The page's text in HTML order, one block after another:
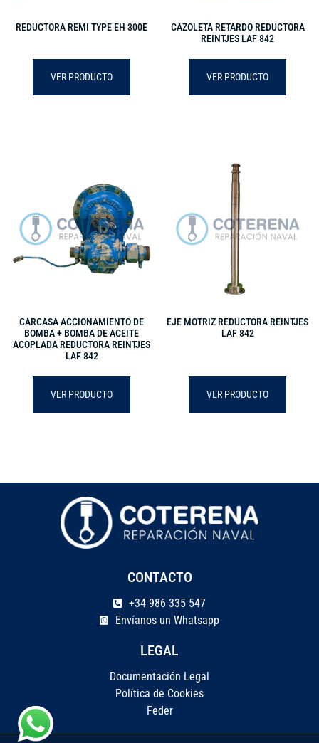
REDUCTORA REMI TYPE EH 300E
VER PRODUCTO
CAZOLETA RETARDO REDUCTORA
REINTJES LAF 842
VER PRODUCTO
CARCASA ACCIONAMIENTO DE
BOMBA + BOMBA DE ACEITE
ACOPLADA REDUCTORA REINTJES
LAF 842
VER PRODUCTO
EJE MOTRIZ REDUCTORA REINTJES
LAF 842
VER PRODUCTO
CONTACTO
+34 986 335 547
Envíanos un Whatsapp
LEGAL
Documentación Legal
Política de Cookies
Feder